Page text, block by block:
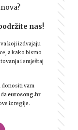
nas!
koji izdvajaju
a kako bismo
i smještaj
donositi vam
eurosong.hr
iz regije.